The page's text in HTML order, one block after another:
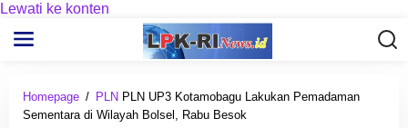
Lewati ke konten
Homepage / PLN PLN UP3 Kotamobagu Lakukan Pemadaman
Sementara di Wilayah Bolsel, Rabu Besok